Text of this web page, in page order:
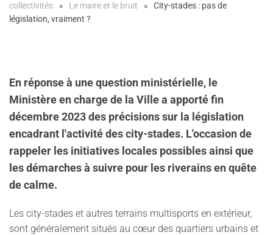
collectivités
Le maire et le bruit
City-stades : pas de
législation, vraiment ?
En réponse à une question ministérielle, le
Ministère en charge de la Ville a apporté fin
décembre 2023 des précisions sur la législation
encadrant l'activité des city-stades. L'occasion de
rappeler les initiatives locales possibles ainsi que
les démarches à suivre pour les riverains en quête
de calme.
Les city-stades et autres terrains multisports en extérieur,
sont généralement situés au cœur des quartiers urbains et